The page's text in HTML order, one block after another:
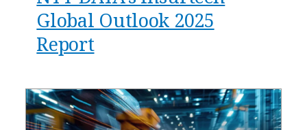
Global Outlook 2025
Report